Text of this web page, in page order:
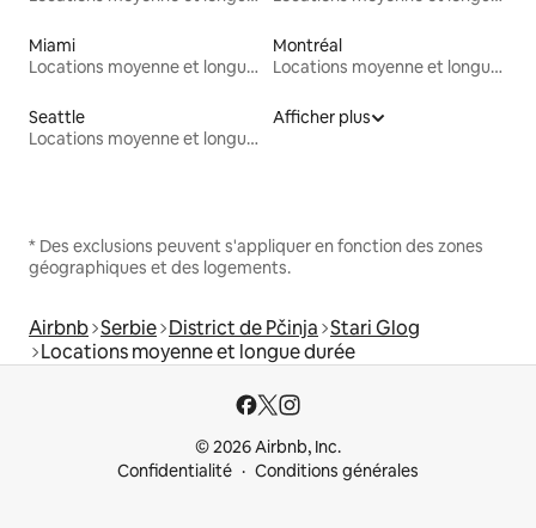
Miami
Locations moyenne et longue durée
Montréal
Locations moyenne et longue durée
Seattle
Locations moyenne et longue durée
Afficher plus
* Des exclusions peuvent s'appliquer en fonction des zones
géographiques et des logements.
Airbnb Serbie District de Pčinja Stari Glog
Locations moyenne et longue durée
© 2026 Airbnb, Inc.
Confidentialité
Conditions générales